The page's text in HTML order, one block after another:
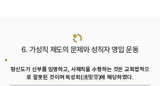
6. 가성직 제도의 문제와 성직자 영입 운동
평신도가 신부를 임명하고, 사제직을 수행하는 것은 교회법적으
로 잘못된 것이며 독성죄(瀆聖罪)에 해당하였다.